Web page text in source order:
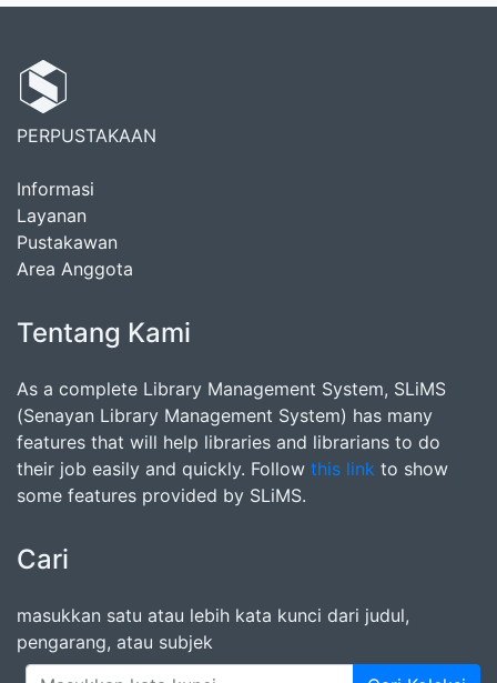
PERPUSTAKAAN
Informasi
Layanan
Pustakawan
Area Anggota
Tentang Kami
As a complete Library Management System, SLiMS
(Senayan Library Management System) has many
features that will help libraries and librarians to do
their job easily and quickly. Follow this link to show
some features provided by SLiMS.
Cari
masukkan satu atau lebih kata kunci dari judul,
pengarang, atau subjek